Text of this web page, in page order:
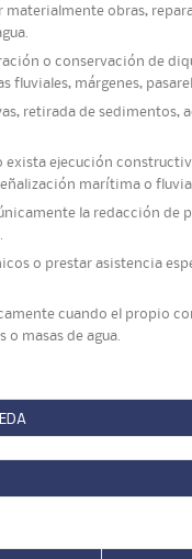
materialmente obras,
o conservación de
fluviales, márgenes,
retirada de
exista ejecución
marítima o fluvial.
la redacción
o prestar asistencia
cuando el propio
masas de agua.